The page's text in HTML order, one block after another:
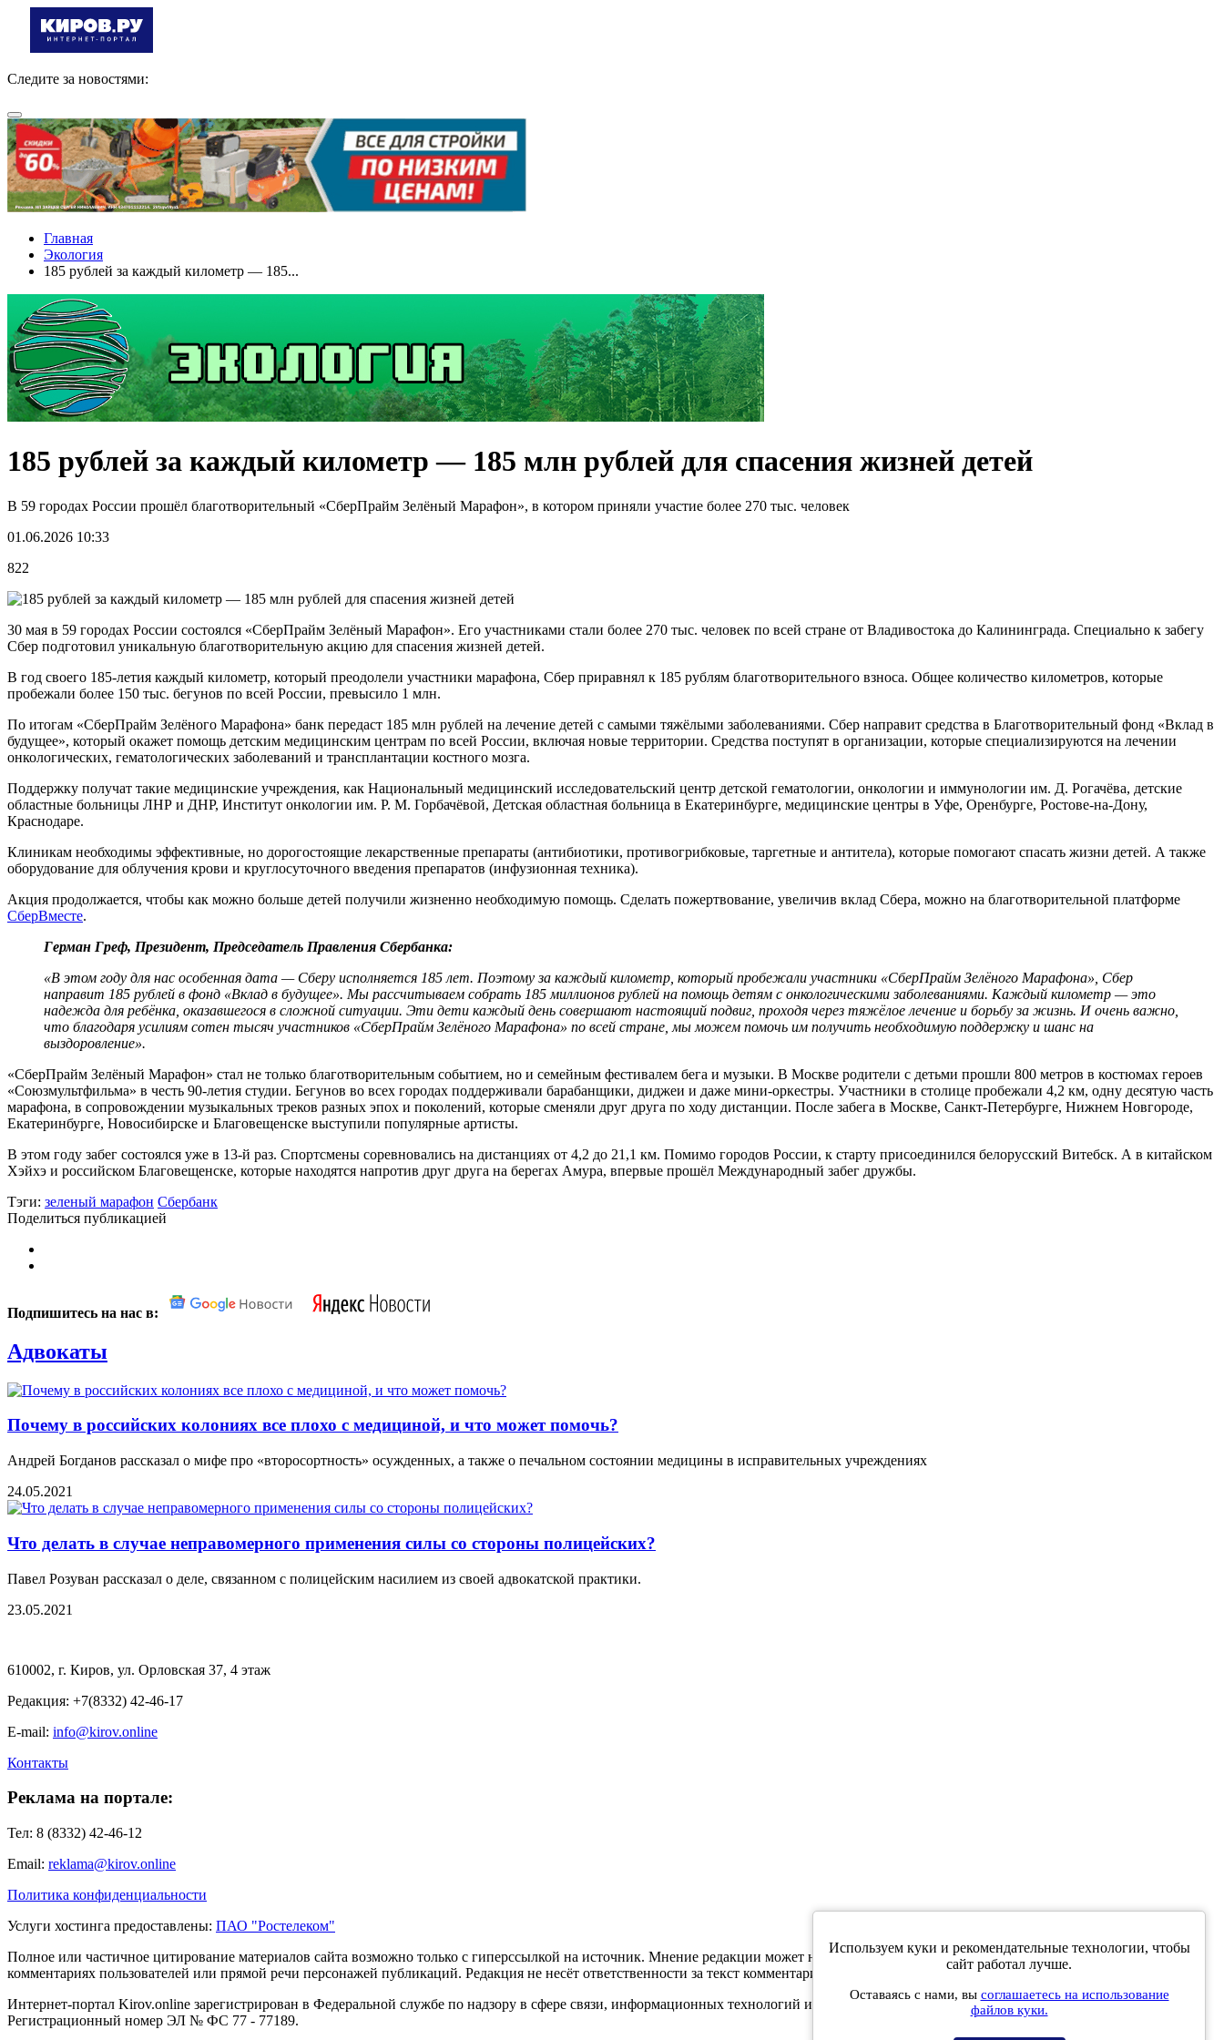
Следите за новостями:
Главная
Экология
185 рублей за каждый километр — 185...
185 рублей за каждый километр — 185 млн рублей для спасения жизней детей
В 59 городах России прошёл благотворительный «СберПрайм Зелёный Марафон», в котором приняли участие более 270 тыс. человек
01.06.2026 10:33
822
30 мая в 59 городах России состоялся «СберПрайм Зелёный Марафон». Его участниками стали более 270 тыс. человек по всей стране от Владивостока до Калининграда. Специально к забегу
Сбер подготовил уникальную благотворительную акцию для спасения жизней детей.
В год своего 185-летия каждый километр, который преодолели участники марафона, Сбер приравнял к 185 рублям благотворительного взноса. Общее количество километров, которые
пробежали более 150 тыс. бегунов по всей России, превысило 1 млн.
По итогам «СберПрайм Зелёного Марафона» банк передаст 185 млн рублей на лечение детей с самыми тяжёлыми заболеваниями. Сбер направит средства в Благотворительный фонд «Вклад в
будущее», который окажет помощь детским медицинским центрам по всей России, включая новые территории. Средства поступят в организации, которые специализируются на лечении
онкологических, гематологических заболеваний и трансплантации костного мозга.
Поддержку получат такие медицинские учреждения, как Национальный медицинский исследовательский центр детской гематологии, онкологии и иммунологии им. Д. Рогачёва, детские
областные больницы ЛНР и ДНР, Институт онкологии им. Р. М. Горбачёвой, Детская областная больница в Екатеринбурге, медицинские центры в Уфе, Оренбурге, Ростове-на-Дону,
Краснодаре.
Клиникам необходимы эффективные, но дорогостоящие лекарственные препараты (антибиотики, противогрибковые, таргетные и антитела), которые помогают спасать жизни детей. А также
оборудование для облучения крови и круглосуточного введения препаратов (инфузионная техника).
Акция продолжается, чтобы как можно больше детей получили жизненно необходимую помощь. Сделать пожертвование, увеличив вклад Сбера, можно на благотворительной платформе
СберВместе.
Герман Греф, Президент, Председатель Правления Сбербанка:
«В этом году для нас особенная дата — Сберу исполняется 185 лет. Поэтому за каждый километр, который пробежали участники «СберПрайм Зелёного Марафона», Сбер
направит 185 рублей в фонд «Вклад в будущее». Мы рассчитываем собрать 185 миллионов рублей на помощь детям с онкологическими заболеваниями. Каждый километр — это
надежда для ребёнка, оказавшегося в сложной ситуации. Эти дети каждый день совершают настоящий подвиг, проходя через тяжёлое лечение и борьбу за жизнь. И очень важно,
что благодаря усилиям сотен тысяч участников «СберПрайм Зелёного Марафона» по всей стране, мы можем помочь им получить необходимую поддержку и шанс на
выздоровление».
«СберПрайм Зелёный Марафон» стал не только благотворительным событием, но и семейным фестивалем бега и музыки. В Москве родители с детьми прошли 800 метров в костюмах героев
«Союзмультфильма» в честь 90-летия студии. Бегунов во всех городах поддерживали барабанщики, диджеи и даже мини-оркестры. Участники в столице пробежали 4,2 км, одну десятую часть
марафона, в сопровождении музыкальных треков разных эпох и поколений, которые сменяли друг друга по ходу дистанции. После забега в Москве, Санкт-Петербурге, Нижнем Новгороде,
Екатеринбурге, Новосибирске и Благовещенске выступили популярные артисты.
В этом году забег состоялся уже в 13-й раз. Спортсмены соревновались на дистанциях от 4,2 до 21,1 км. Помимо городов России, к старту присоединился белорусский Витебск. А в китайском
Хэйхэ и российском Благовещенске, которые находятся напротив друг друга на берегах Амура, впервые прошёл Международный забег дружбы.
Тэги: зеленый марафон Сбербанк
Поделиться публикацией
Подпишитесь на нас в:
Адвокаты
Почему в российских колониях все плохо с медициной, и что может помочь?
Андрей Богданов рассказал о мифе про «второсортность» осужденных, а также о печальном состоянии медицины в исправительных учреждениях
24.05.2021
Что делать в случае неправомерного применения силы со стороны полицейских?
Павел Розуван рассказал о деле, связанном с полицейским насилием из своей адвокатской практики.
23.05.2021
610002, г. Киров, ул. Орловская 37, 4 этаж
Редакция: +7(8332) 42-46-17
E-mail: info@kirov.online
Контакты
Реклама на портале:
Тел: 8 (8332) 42-46-12
Email: reklama@kirov.online
Политика конфиденциальности
Услуги хостинга предоставлены: ПАО "Ростелеком"
Полное или частичное цитирование материалов сайта возможно только с гиперссылкой на источник. Мнение редакции может не совпадать с мнениями, высказанными в интервью,
комментариях пользователей или прямой речи персонажей публикаций. Редакция не несёт ответственности за текст комментариев читателей.
Интернет-портал Kirov.online зарегистрирован в Федеральной службе по надзору в сфере связи, информационных технологий и массовых коммуникаций (Роскомнадзор) 5 декабря 2019 года.
Регистрационный номер ЭЛ № ФС 77 - 77189.
Используем куки и рекомендательные технологии, чтобы
сайт работал лучше.
Оставаясь с нами, вы соглашаетесь на использование
файлов куки.